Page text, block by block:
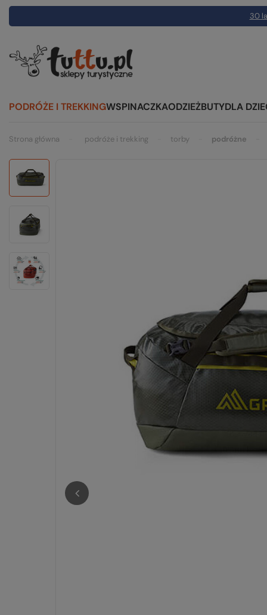
30
PODRÓŻE I TREKKINGWSPINACZKAODZIEŻBUTYDLA
Strona główna podróże i trekking torby podróżne